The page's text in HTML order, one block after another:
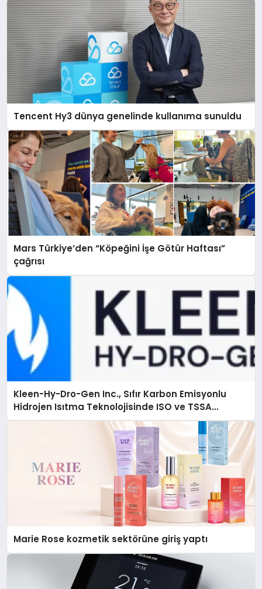
Tencent Hy3 dünya genelinde kullanıma sunuldu
Mars Türkiye’den “Köpeğini İşe Götür Haftası”
çağrısı
Kleen-Hy-Dro-Gen Inc., Sıfır Karbon Emisyonlu
Hidrojen Isıtma Teknolojisinde ISO ve TSSA
Düzenleyici Onaylarını Aldı
Marie Rose kozmetik sektörüne giriş yaptı